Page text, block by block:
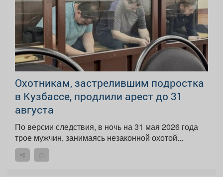
Охотникам, застрелившим подростка
в Кузбассе, продлили арест до 31
августа
По версии следствия, в ночь на 31 мая 2026 года
трое мужчин, занимаясь незаконной охотой...